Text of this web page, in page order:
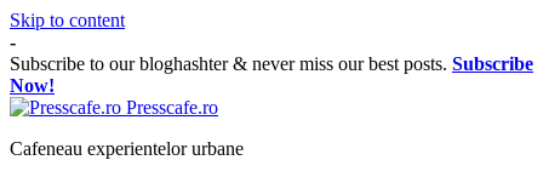
Skip to content
-
Subscribe to our bloghashter & never miss our best posts. Subscribe
Now!
Presscafe.ro
Cafeneau experientelor urbane